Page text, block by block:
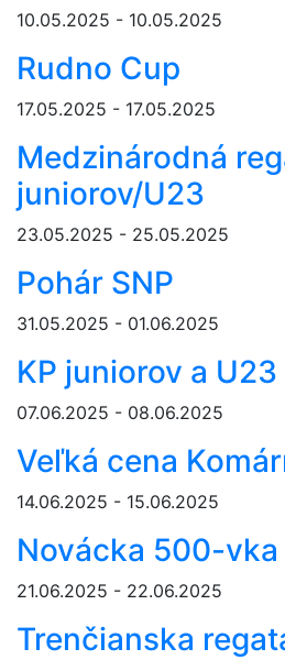
10.05.2025 - 10.05.2025
Rudno Cup
17.05.2025 - 17.05.2025
Medzinárodná
juniorov/U23
23.05.2025 - 25.05.2025
Pohár SNP
31.05.2025 - 01.06.2025
KP juniorov a U23
07.06.2025 - 08.06.2025
Veľká cena
14.06.2025 - 15.06.2025
Novácka 500-vka
21.06.2025 - 22.06.2025
Trenčianska